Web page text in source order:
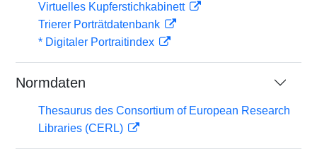
Virtuelles Kupferstichkabinett
Trierer Porträtdatenbank
* Digitaler Portraitindex
Normdaten
Thesaurus des Consortium of European Research
Libraries (CERL)